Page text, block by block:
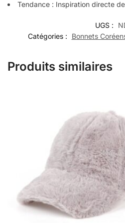
Tendance : Inspiration directe
UGS :
Catégories :
Bonnets
Produits similaires